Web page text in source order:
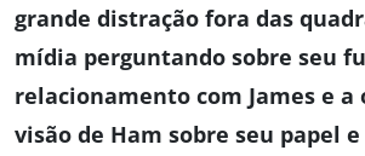
grande distração fora das
mídia perguntando sobre seu
relacionamento com James e a
visão de Ham sobre seu papel e